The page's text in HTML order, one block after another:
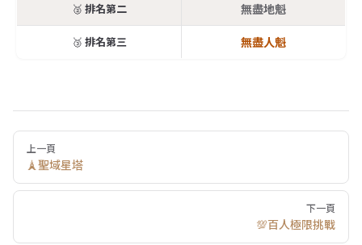
🥈 排名第二 無盡地魁
🥉 排名第三 無盡人魁
Pager上一頁
🗼聖域星塔
下一頁
💯百人極限挑戰